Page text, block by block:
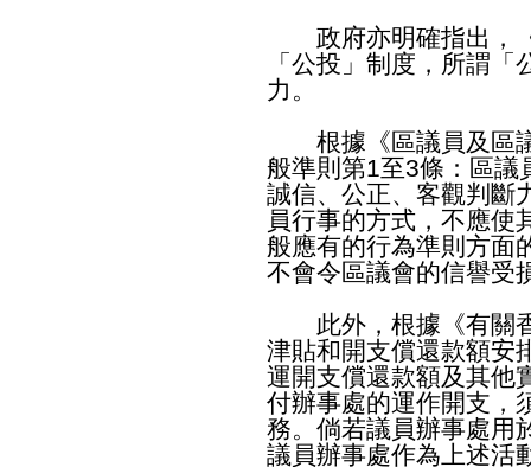
政府亦明確指出，《
「公投」制度，所謂
力。
根據《區議員及區議
般準則第1至3條：區議
誠信、公正、客觀判斷
員行事的方式，不應使
般應有的行為準則方面
不會令區議會的信譽受
此外，根據《有關香
津貼和開支償還款額安
運開支償還款額及其他
付辦事處的運作開支，
務。倘若議員辦事處用
議員辦事處作為上述活